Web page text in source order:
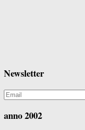
Newsletter
anno 2002